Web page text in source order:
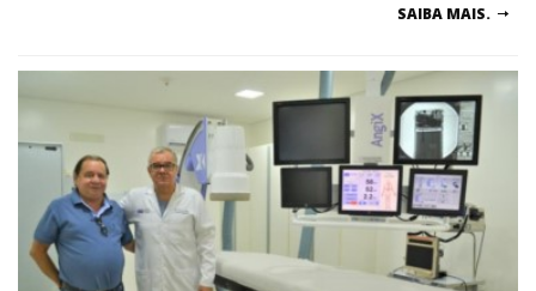
SAIBA MAIS.